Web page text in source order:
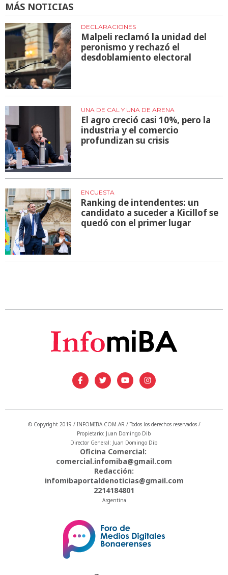
MÁS NOTICIAS
DECLARACIONES
Malpeli reclamó la unidad del
peronismo y rechazó el
desdoblamiento electoral
UNA DE CAL Y UNA DE ARENA
El agro creció casi 10%, pero la
industria y el comercio
profundizan su crisis
ENCUESTA
Ranking de intendentes: un
candidato a suceder a Kicillof se
quedó con el primer lugar
© Copyright 2019 / INFOMIBA.COM.AR / Todos los derechos reservados /
Propietario: Juan Domingo Dib
Director General: Juan Domingo Dib
Oficina Comercial:
comercial.infomiba@gmail.com
Redacción:
infomibaportaldenoticias@gmail.com
2214184801
Argentina